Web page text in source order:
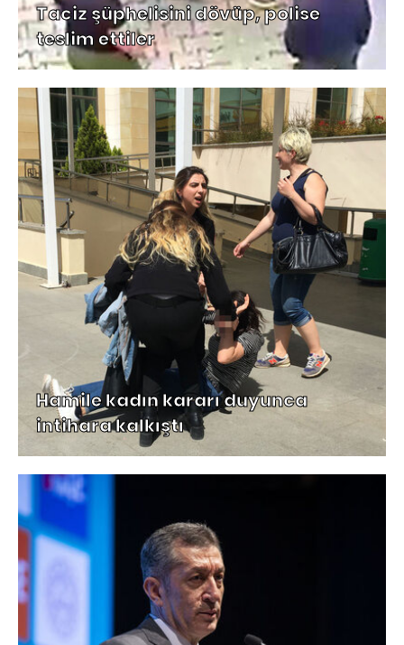
Taciz şüphelisini dövüp, polise
teslim ettiler
Hamile kadın kararı duyunca
intihara kalkıştı